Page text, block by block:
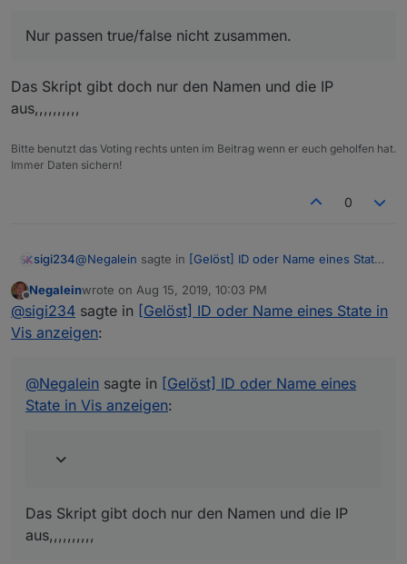
Nur passen true/false nicht zusammen.
Hier im Ping wird es mir als true angezeigt.
Nur passen true/false nicht zusammen.
Das Skript gibt doch nur den Namen und die IP
aus,,,,,,,,,,
Bitte benutzt das Voting rechts unten im Beitrag wenn er euch geholfen hat.
Immer Daten sichern!
0
sigi234@Negalein sagte in [Gelöst] ID oder Name eines State
Nur passen true/false nicht zusammen.
Offline
Negaleinwrote on Aug 15, 2019, 10:03 PM
last edited by
@sigi234 sagte in [Gelöst] ID oder Name eines State in
Vis anzeigen:
@Negalein sagte in [Gelöst] ID oder Name eines
State in Vis anzeigen:
Das Skript gibt doch nur den Namen und die IP
aus,,,,,,,,,,